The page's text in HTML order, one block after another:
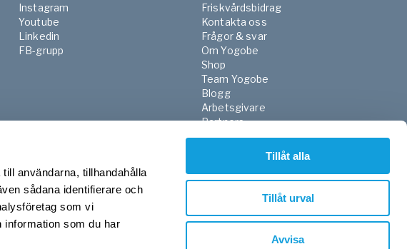
användarna, tillhandahålla
sådana identifierare och
som vi
information som du har
Tillåt alla
Tillåt urval
Avvisa
Instagram
Youtube
Linkedin
FB-grupp
Friskvårdsbidrag
Kontakta oss
Frågor & svar
Om Yogobe
Shop
Team Yogobe
Blogg
Arbetsgivare
Partners
NGO
Sjukvården
Villkor